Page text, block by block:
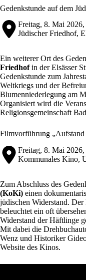
Gedenkstunde auf dem
Freitag, 8. Mai
Jüdischer Friedhof,
Ein weiterer Ort des
Friedhofin der Elsässer
Gedenkstunde zum
Weltkriegs und der
Blumenniederlegung am
Organisiert wird die
Religionsgemeinschaft
Filmvorführung
Freitag, 8. Mai
Kommunales Kino,
Zum Abschluss des
(KoKi) einen
jüdischen Widerstand. Der
beleuchtet ein oft
Widerstand der Häftlinge
Mit dabei die
Wenz und Historiker
Website des Kinos.